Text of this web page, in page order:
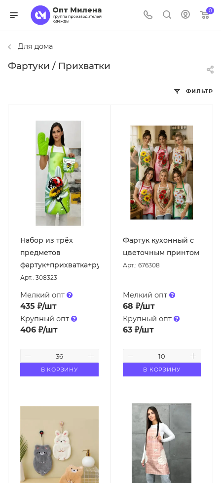
0
Для дома
Фартуки / Прихватки
ФИЛЬТР
Набор из трёх
предметов
фартук+прихватка+рукавица
Арт.: 308323
Мелкий опт
435 ₽/шт
Крупный опт
406 ₽/шт
В КОРЗИНУ
Фартук кухонный с
цветочным принтом
Арт.: 676308
Мелкий опт
68 ₽/шт
Крупный опт
63₽/шт
В КОРЗИНУ